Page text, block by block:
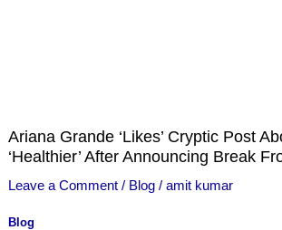
Ariana Grande ‘Likes’ Cryptic Post
‘Healthier’ After Announcing Break
Leave a Comment / Blog/ amit kumar
Blog